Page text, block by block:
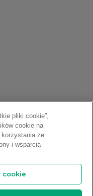
pliki cookie”,
cookie na
korzystania ze
i wsparcia
cookie